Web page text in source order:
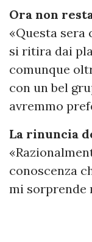
Ora non
«Questa sera
si ritira dai
comunque
con un bel
avremmo
La rinuncia
conoscenza
mi sorprende